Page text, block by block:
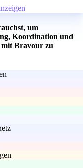
um
Koordination und
Bravour zu